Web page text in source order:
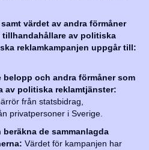
värdet av andra förmåner
av politiska
reklamkampanjen uppgår till:
och andra förmåner som
av politiska reklamtjänster:
från statsbidrag,
privatpersoner i Sverige.
de sammanlagda
Värdet för kampanjen har